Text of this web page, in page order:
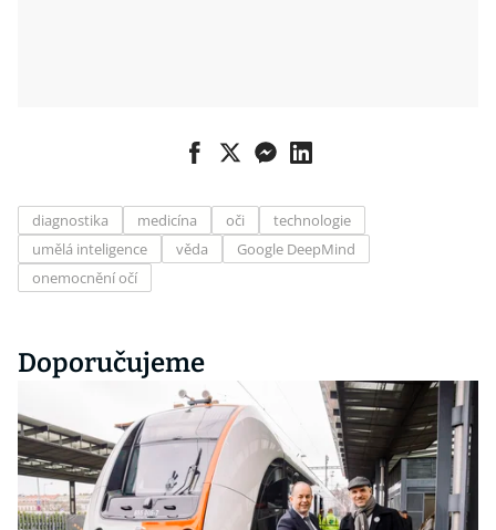
diagnostika medicína oči
technologie
umělá inteligence
věda
Google DeepMind
onemocnění očí
Doporučujeme